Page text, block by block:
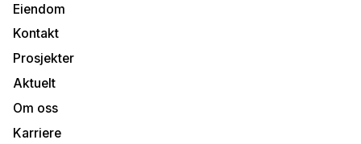
Eiendom
Kontakt
Prosjekter
Aktuelt
Om oss
Karriere